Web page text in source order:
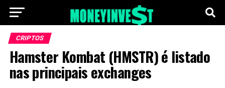
CRIPTOS
Hamster Kombat (HMSTR) é listado
nas principais exchanges